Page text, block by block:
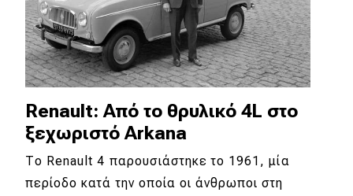
Mobility
Σταθμοί φόρτισης
Classic
Νέα
Παρουσιάσεις
Renault: Από το θρυλικό 4L στο
ξεχωριστό Arkana
Το Renault 4 παρουσιάστηκε το 1961, μία
περίοδο κατά την οποία οι άνθρωποι στη